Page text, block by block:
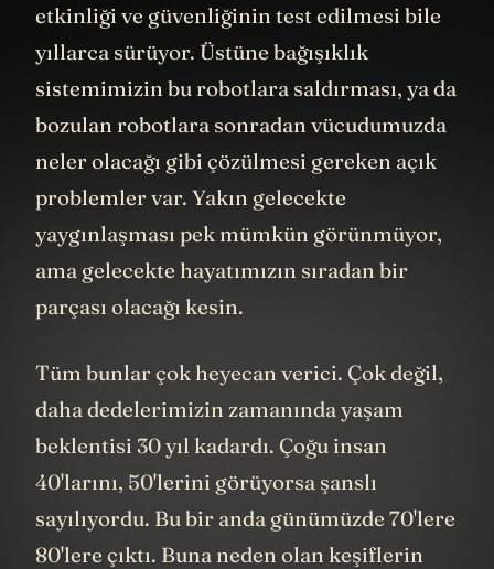
etkinliği ve güvenliğinin test edilmesi bile
yıllarca sürüyor. Üstüne bağışıklık
sistemimizin bu robotlara saldırması, ya da
bozulan robotlara sonradan vücudumuzda
neler olacağı gibi çözülmesi gereken açık
problemler var. Yakın gelecekte
yaygınlaşması pek mümkün görünmüyor,
ama gelecekte hayatımızın sıradan bir
parçası olacağı kesin.
Tüm bunlar çok heyecan verici. Çok değil,
daha dedelerimizin zamanında yaşam
beklentisi 30 yıl kadardı. Çoğu insan
40'larını, 50'lerini görüyorsa şanslı
sayılıyordu. Bu bir anda günümüzde 70'lere
80'lere çıktı. Buna neden olan keşiflerin